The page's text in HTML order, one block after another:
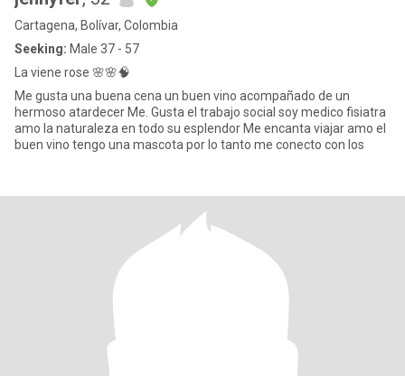
Cartagena, Bolívar, Colombia
Seeking: Male 37 - 57
La viene rose 🌸🌸🧠
Me gusta una buena cena un buen vino acompañado de un
hermoso atardecer Me. Gusta el trabajo social soy medico fisiatra
amo la naturaleza en todo su esplendor Me encanta viajar amo el
buen vino tengo una mascota por lo tanto me conecto con los